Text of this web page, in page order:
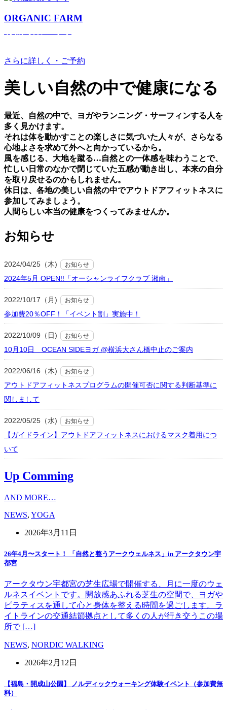
ORGANIC FARM
さらに詳しく・ご予約
美しい⾃然の中で健康になる
最近、⾃然の中で、ヨガやランニング・サーフィンする⼈を
多く⾒かけます。
それは体を動かすことの楽しさに気づいた⼈々が、さらなる
⼼地よさを求めて外へと向かっているから。
⾵を感じる、⼤地を蹴る…⾃然との⼀体感を味わうことで、
忙しい⽇常のなかで閉じていた五感が動き出し、本来の⾃分
を取り戻せるのかもしれません。
休⽇は、各地の美しい⾃然の中でアウトドアフィットネスに
参加してみましょう。
⼈間らしい本当の健康をつくってみませんか。
お知らせ
2024/04/25（木) お知らせ
2024年5月 OPEN!!「オーシャンライフクラブ 湘南」
2022/10/17（月) お知らせ
参加費20％OFF！「イベント割」実施中！
2022/10/09（日) お知らせ
10月10日 OCEAN SIDEヨガ @横浜大さん橋中止のご案内
2022/06/16（木) お知らせ
アウトドアフィットネスプログラムの開催可否に関する判断基準に
関しまして
2022/05/25（水) お知らせ
【ガイドライン】アウトドアフィットネスにおけるマスク着用につ
いて
Up Comming
AND MORE…
NEWS, YOGA
2026年3月11日
26年4月〜スタート！ 「自然と整うアークウェルネス」in アークタウン宇
都宮
アークタウン宇都宮の芝生広場で開催する、月に一度のウェ
ルネスイベントです。開放感あふれる芝生の空間で、ヨガや
ピラティスを通して心と身体を整える時間を過ごします。ラ
イトラインの交通結節拠点として多くの人が行き交うこの場
所で […]
NEWS, NORDIC WALKING
2026年2月12日
【福島・開成山公園】 ノルディックウォーキング体験イベント（参加費無
料）